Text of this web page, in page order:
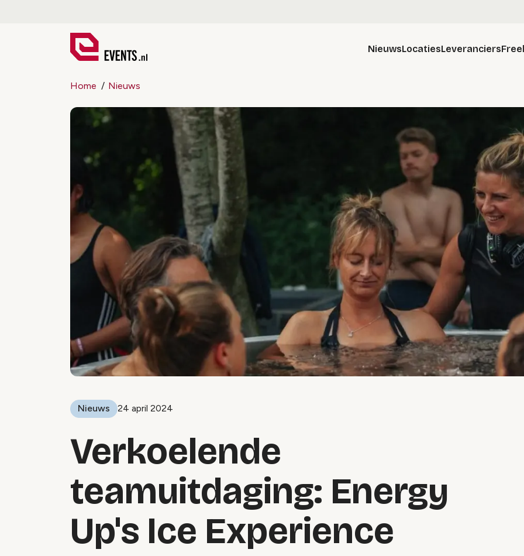
NieuwsLocatiesLeveranciers
Home Nieuws
Nieuws 24 april 2024
Verkoelende
teamuitdaging: Energy
Up's Ice Experience